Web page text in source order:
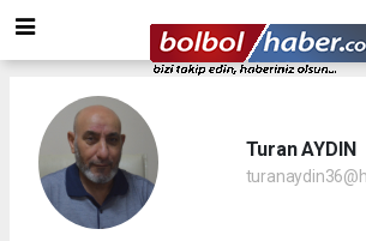
Turan AYDIN